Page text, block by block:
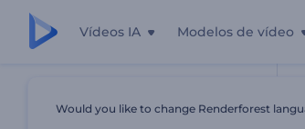
Vídeos IA Modelos de vídeo
Todos os templates
Would you like to change Renderforest